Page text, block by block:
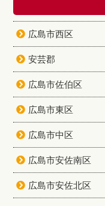
広島市西区
安芸郡
広島市佐伯区
広島市東区
広島市中区
広島市安佐南区
広島市安佐北区